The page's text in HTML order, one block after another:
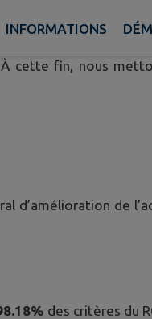
INFORMATIONS
cette fin, nous
d’amélioration de
des critères du